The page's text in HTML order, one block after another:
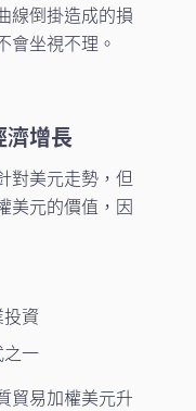
線倒掛造成的損
會坐視不理。
濟增長
對美元走勢，但
美元的價值，因
資
一
貿易加權美元升